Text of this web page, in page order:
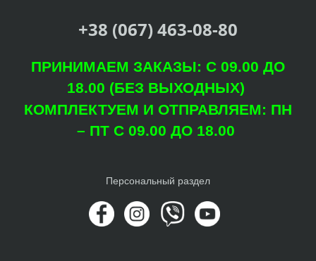
+38 (067) 463-08-80
ПРИНИМАЕМ ЗАКАЗЫ: С 09.00 ДО
18.00 (БЕЗ ВЫХОДНЫХ)
КОМПЛЕКТУЕМ И ОТПРАВЛЯЕМ: ПН
– ПТ С 09.00 ДО 18.00
Персональный раздел